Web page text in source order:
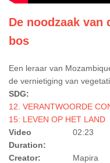
De noodzaak van
bos
Een leraar van
de vernietiging van
SDG:
12. VERANTWOORDE
15: LEVEN OP HET LAND
Video
Duration:
02:23
Creator:
Mapira